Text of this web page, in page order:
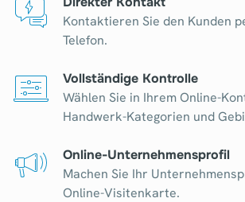
Kontaktieren Sie den Kunden
Telefon.
Vollständige Kontrolle
Wählen Sie in Ihrem Online-
Handwerk-Kategorien und
Online-Unternehmensprofil
Machen Sie Ihr
Online-Visitenkarte.